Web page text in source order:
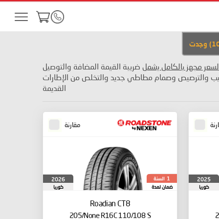
) وجدت
مجهز بالكامل يشمل ضريبة القيمة المضافة والتوصيل
والترصيص وصمام مطاطي جديد والتخلص من الإطارات
القديمة
2025
كوريا
مقارنة
1 السنة
ضمان لمدة
2026
كوريا
Roadian CT8
205/None R16C 110/108 S